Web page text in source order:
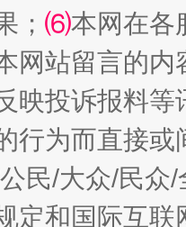
； ⑹本网在各
网站留言的内
映投诉报料
行为而直接
民/大众/民
定和国际互